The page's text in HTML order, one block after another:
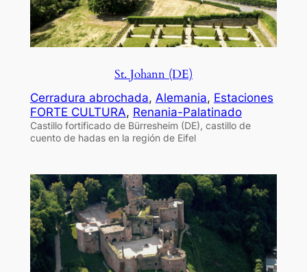
St. Johann (DE)
Cerradura abrochada, Alemania, Estaciones
FORTE CULTURA, Renania-Palatinado
Castillo fortificado de Bürresheim (DE), castillo de
cuento de hadas en la región de Eifel